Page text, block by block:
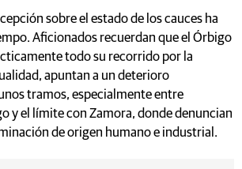
sobre el estado de los cauces ha
Aficionados recuerdan que el Órbigo
todo su recorrido por la
apuntan a un deterioro
tramos, especialmente entre
y el límite con Zamora, donde denuncian
de origen humano e industrial.